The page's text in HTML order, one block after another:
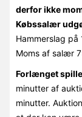
derfor ikke
Købssalær
Hammerslag
Moms af salær
Forlænget
minutter af
minutter.